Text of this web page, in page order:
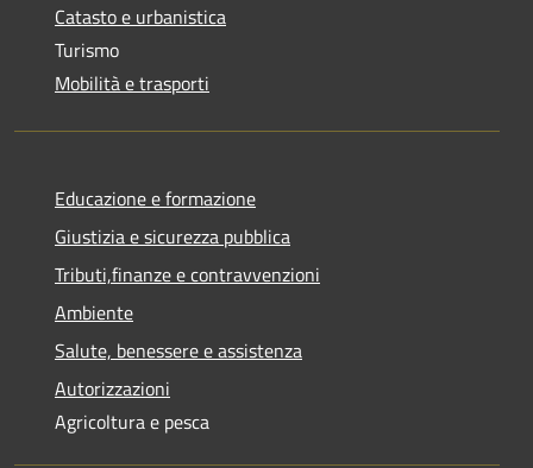
Catasto e urbanistica
Turismo
Mobilità e trasporti
Educazione e formazione
Giustizia e sicurezza pubblica
Tributi,finanze e contravvenzioni
Ambiente
Salute, benessere e assistenza
Autorizzazioni
Agricoltura e pesca